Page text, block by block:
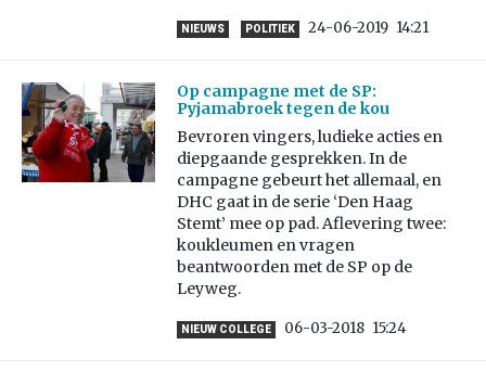
NIEUWS POLITIEK 24-06-2019 14:21
Op campagne met de SP:
Pyjamabroek tegen de kou
Bevroren vingers, ludieke acties en
diepgaande gesprekken. In de
campagne gebeurt het allemaal, en
DHC gaat in de serie ‘Den Haag
Stemt’ mee op pad. Aflevering twee:
koukleumen en vragen
beantwoorden met de SP op de
Leyweg.
NIEUW COLLEGE 06-03-2018 15:24